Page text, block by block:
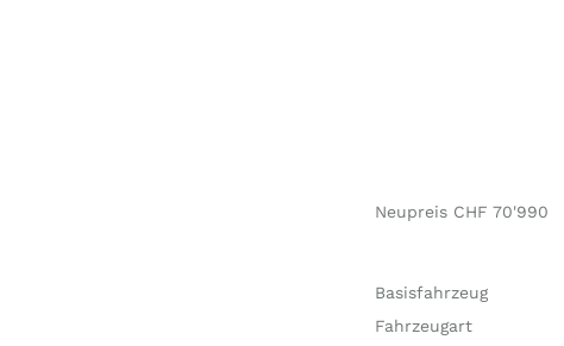
Neupreis CHF 70'990
Basisfahrzeug
Fahrzeugart